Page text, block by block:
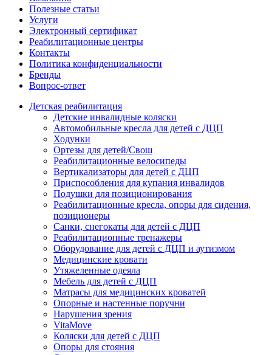
Полезные статьи
Услуги
Электронный сертификат
Реабилитационные центры
Контакты
Политика конфиденциальности
Бренды
Вопрос-ответ
Детская реабилитация
Детские инвалидные коляски
Автомобильные кресла для детей с ДЦП
Ходунки
Ортезы для детей/Свош
Реабилитационные велосипеды
Вертикализаторы для детей с ДЦП
Приспособления для купания инвалидов
Подушки для позиционирования
Реабилитационные кресла, опоры для сидения,
позиционеры
Санки, снегокаты для детей с ДЦП
Реабилитационные тренажеры
Оборудование для детей с ДЦП и аутизмом
Медицинские кровати
Утяжеленные одеяла
Мебель для детей с ДЦП
Матрасы для медицинских кроватей
Опорные и настенные поручни
Нарушения зрения
VitaMove
Коляски для детей с ДЦП
Опоры для стояния